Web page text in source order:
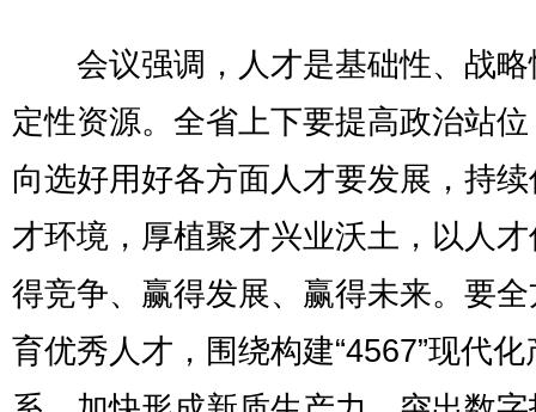
会议强调，人才是基础性、战略
定性资源。全省上下要提高政治站
向选好用好各方面人才要发展，持
才环境，厚植聚才兴业沃土，以人
得竞争、赢得发展、赢得未来。要
育优秀人才，围绕构建“4567”现代化